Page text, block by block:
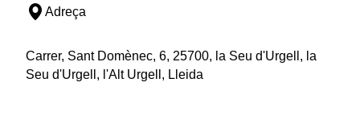
Adreça
Carrer, Sant Domènec, 6, 25700, la Seu d'Urgell, la
Seu d'Urgell, l'Alt Urgell, Lleida